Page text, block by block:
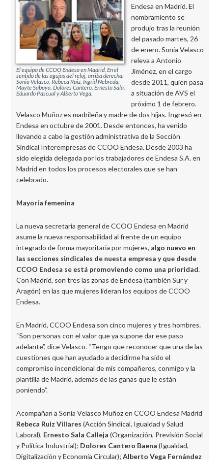
El equipo de CCOO Endesa en Madrid. En el
sentido de las agujas del reloj, arriba derecha:
Sonia Velasco, Rebeca Ruiz, Ingrid Nebreda,
Mayte Saboya, Dolores Cantero, Ernesto Sala,
Eduardo Pascual y Alberto Vega.
Endesa en Madrid. El
nombramiento se
produjo tras la reunión
del pasado martes, 26
de enero. Sonia Velasco
releva a Antonio
Jiménez, en el cargo
desde 2011, quien pasa
a situación de AVS el
próximo 1 de febrero.
Velasco Muñoz es madrileña y madre de dos hijas. Ingresó en
Endesa en octubre de 2001. Desde entonces, ha venido
llevando a cabo la gestión administrativa de la Sección
Sindical Interempresas de CCOO Endesa. Desde 2003 ha
sido elegida delegada por los trabajadores de Endesa S.A. en
Madrid en todos los procesos electorales que se han
celebrado.
Mayoría femenina
La nueva secretaria general de CCOO Endesa en Madrid
asume la nueva responsabilidad al frente de un equipo
integrado de forma mayoritaria por mujeres, algo nuevo en
las secciones sindicales de nuesta empresa y que desde
CCOO Endesa se está promoviendo como una prioridad.
Con Madrid, son tres las zonas de Endesa (también Sur y
Aragón) en las que mujeres lideran los equipos de CCOO
Endesa.
En Madrid, CCOO Endesa son cinco mujeres y tres hombres.
“Son personas con el valor que ya supone dar ese paso
adelante”, dice Velasco. “Tengo que reconocer que una de las
cuestiones que han ayudado a decidirme ha sido el
compromiso incondicional de mis compañeros, conmigo y la
plantilla de Madrid, además de las ganas que le están
poniendo”.
Acompañan a Sonia Velasco Muñoz en CCOO Endesa Madrid
Rebeca Ruiz Villares (Acción Sindical, Igualdad y Salud
Laboral), Ernesto Sala Calleja (Organización, Previsión Social
y Política Industrial); Dolores Cantero Baena (Igualdad,
Digitalización y Economía Circular); Alberto Vega Fernández